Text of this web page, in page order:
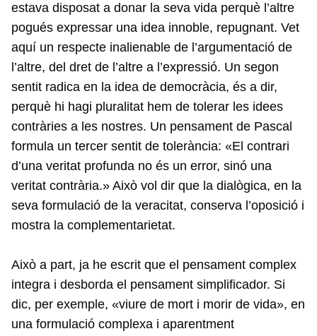
estava disposat a donar la seva vida perquè l’altre
pogués expressar una idea innoble, repugnant. Vet
aquí un respecte inalienable de l’argumentació de
l’altre, del dret de l’altre a l’expressió. Un segon
sentit radica en la idea de democràcia, és a dir,
perquè hi hagi pluralitat hem de tolerar les idees
contràries a les nostres. Un pensament de Pascal
formula un tercer sentit de tolerància: «El contrari
d’una veritat profunda no és un error, sinó una
veritat contrària.» Això vol dir que la dialògica, en la
seva formulació de la veracitat, conserva l’oposició i
mostra la complementarietat.
Això a part, ja he escrit que el pensament complex
integra i desborda el pensament simplificador. Si
dic, per exemple, «viure de mort i morir de vida», en
una formulació complexa i aparentment